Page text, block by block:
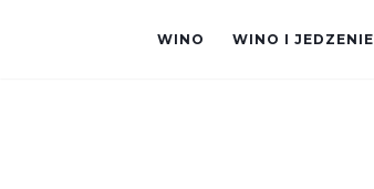
WINO WINO I JEDZENIE